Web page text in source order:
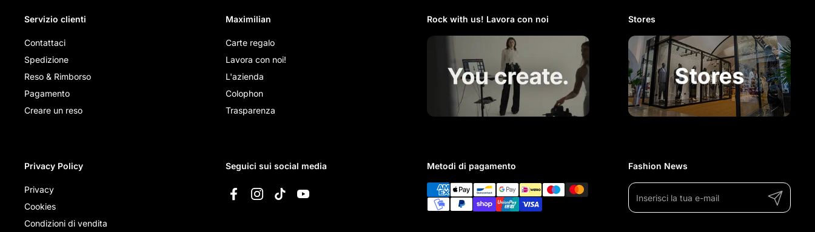
Servizio clienti
Contattaci
Spedizione
Reso & Rimborso
Pagamento
Creare un reso
Maximilian
Carte regalo
Lavora con noi!
L'azienda
Colophon
Trasparenza
Rock with us! Lavora con noi​ Stores
Privacy Policy
Privacy
Cookies
Condizioni di vendita
Seguici sui social media
FacebookInstagramTikTokYouTube
Metodi di pagamento Fashion News
Invia